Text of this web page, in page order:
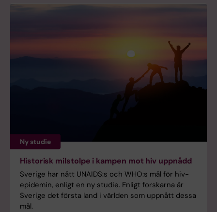
Ny studie
Historisk milstolpe i kampen mot hiv uppnådd
Sverige har nått UNAIDS:s och WHO:s mål för hiv-
epidemin, enligt en ny studie. Enligt forskarna är
Sverige det första land i världen som uppnått dessa
mål.